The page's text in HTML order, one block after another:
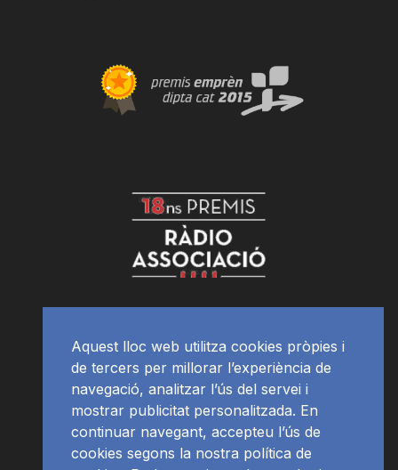
Aquest lloc web utilitza cookies pròpies i
de tercers per millorar l’experiència de
navegació, analitzar l’ús del servei i
mostrar publicitat personalitzada. En
continuar navegant, accepteu l’ús de
cookies segons la nostra política de